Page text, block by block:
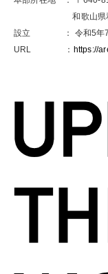
和歌山県和歌山
設立 ： 令和5年7
URL ： https://